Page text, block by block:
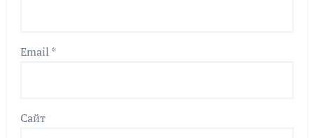
Email *
Сайт